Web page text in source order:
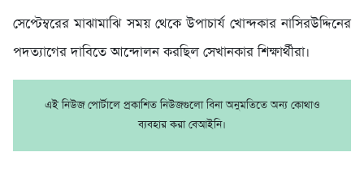
সেপ্টেম্বরের মাঝামাঝি সময় থেকে উপাচার্য খোন্দকার নাসিরউদ্দিনের
পদত্যাগের দাবিতে আন্দোলন করছিল সেখানকার শিক্ষার্থীরা।
এই নিউজ পোর্টালে প্রকাশিত নিউজগুলো বিনা অনুমতিতে অন্য কোথাও
ব্যবহার করা বেআইনি।